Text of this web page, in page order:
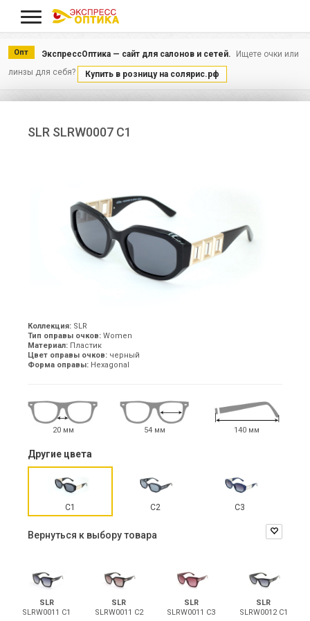
Опт ЭкспрессОптика — сайт для салонов и сетей.
Ищете очки или
линзы для себя?
Купить в розницу на солярис.рф
SLR SLRW0007 С1
Коллекция: SLR
Тип оправы очков: Women
Материал: Пластик
Цвет оправы очков: черный
Форма оправы: Hexagonal
20 мм 54 мм 140 мм
Другие цвета
С1 С2 С3
Вернуться к выбору товара
SLR
SLRW0011 С1
SLR
SLRW0011 С2
SLR
SLRW0011 С3
SLR
SLRW0012 С1